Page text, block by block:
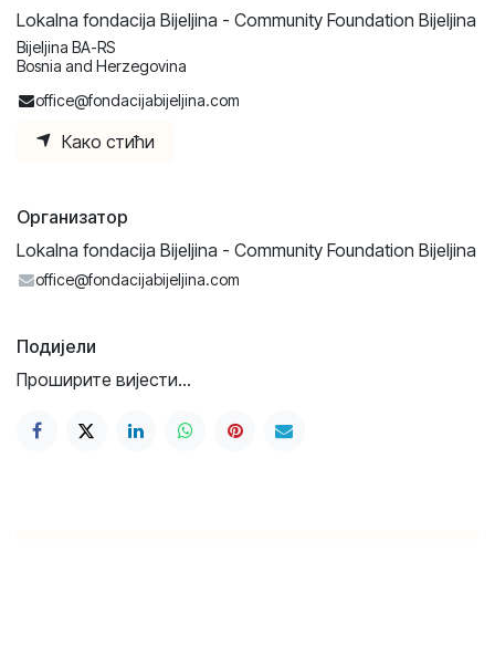
Lokalna fondacija Bijeljina - Community Foundation Bijeljina
Bijeljina BA-RS
Bosnia and Herzegovina
office@fondacijabijeljina.com
Како стићи
Организатор
Lokalna fondacija Bijeljina - Community Foundation Bijeljina
office@fondacijabijeljina.com
Подијели
Проширите вијести...